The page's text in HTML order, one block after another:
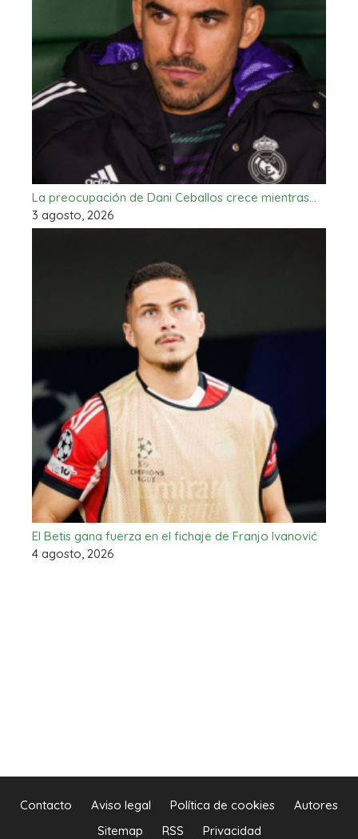
La preocupación de Dani Ceballos crece mientras…
3 agosto, 2026
El Betis gana fuerza en el fichaje de Franjo Ivanović
4 agosto, 2026
Contacto Aviso legal Política de cookies
Autores
Sitemap
RSS Privacidad